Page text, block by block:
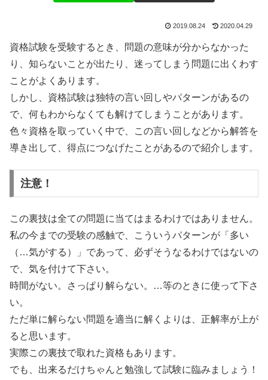
2019.08.24 2020.04.29
資格試験を受験するとき、問題の意味が分からなかった
り、知らないことが出たり、迷ってしまう問題に出くわす
ことがよくあります。
しかし、資格試験は独特の言い回しやパターンがあるの
で、何もわからなくても解けてしまうことがあります。
色々資格を取っていく中で、この言い回しなどから解答を
導き出して、得点につなげたことがあるので紹介します。
注意！
この裏技は全ての問題に当てはまるわけではありません。
私の今までの受験の感触で、こういうパターンが「多い
（…気がする）」であって、必ずそうなるわけではないの
で、気を付けて下さい。
時間がない。さっぱり解らない。…等のときに使って下さ
い。
ただ単に解らない問題を適当に解くよりは、正解率が上が
ると思います。
実際この裏技で取れた資格もあります。
でも、出来るだけちゃんと勉強して試験に臨みましょう！